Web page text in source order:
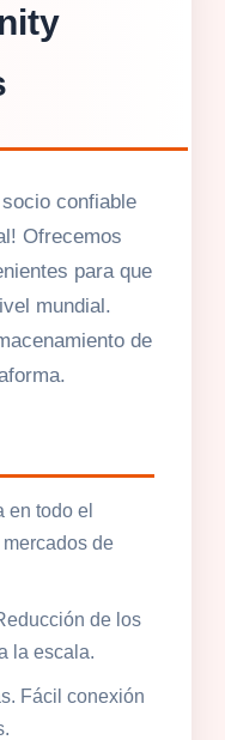
confiable
Ofrecemos
para que
mundial.
de
en todo el
de
de los
la escala.
Fácil conexión